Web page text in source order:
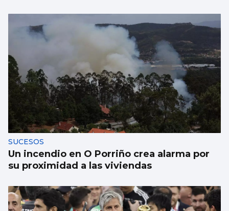
SUCESOS
Un incendio en O Porriño crea alarma por
su proximidad a las viviendas